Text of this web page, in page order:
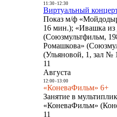
11:30- 12:30
Виртуальный
Показ м/ф
16 мин.); «Ивашка из
(Союзмультфильм,
Ромашкова»
(Ульяновой, 1, зал №
11
Августа
12:00- 13:00
«КоневаФильм» 6+
Занятие в
«КоневаФильм»
11